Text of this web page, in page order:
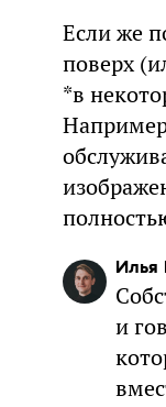
Если же
поверх
*в
Илья
и